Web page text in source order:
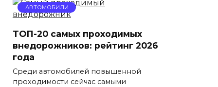
АВТОМОБИЛИ
ТОП-20 самых проходимых
внедорожников: рейтинг 2026
года
Среди автомобилей повышенной
проходимости сейчас самыми